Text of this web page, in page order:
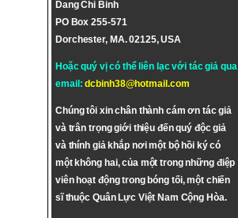
Dang Chi Binh
PO Box 255-571
Dorchester, MA. 02125, USA
Hoặc quý vị có thể liên lạc với tác giả qua
email:dcbinh38@hotmail.com
Chúng tôi xin chân thành cám ơn tác giả
và trân trọng giới thiệu đến quý độc giả
và thính giả khắp nơi một bộ hồi ký có
một không hai, của một trong những điệp
viên hoạt động trong bóng tối, một chiến
sĩ thuộc Quân Lực Việt Nam Cộng Hòa.